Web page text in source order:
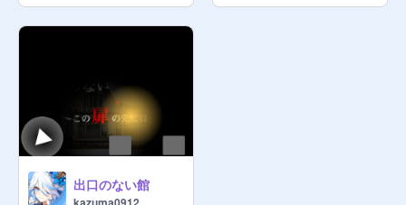
出口のない館